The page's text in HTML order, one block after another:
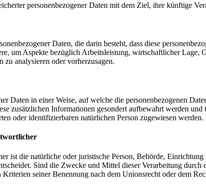
personenbezogener Daten mit dem Ziel, ihre künftige
Daten, die darin besteht, dass diese
um Aspekte bezüglich Arbeitsleistung, wirtschaftlicher Lage,
zu analysieren oder vorherzusagen.
Daten in einer Weise, auf welche die personenbezogenen
zusätzlichen Informationen gesondert aufbewahrt werden
oder identifizierbaren natürlichen Person zugewiesen werden.
ist die natürliche oder juristische Person, Behörde,
Sind die Zwecke und Mittel dieser Verarbeitung
seiner Benennung nach dem Unionsrecht oder dem